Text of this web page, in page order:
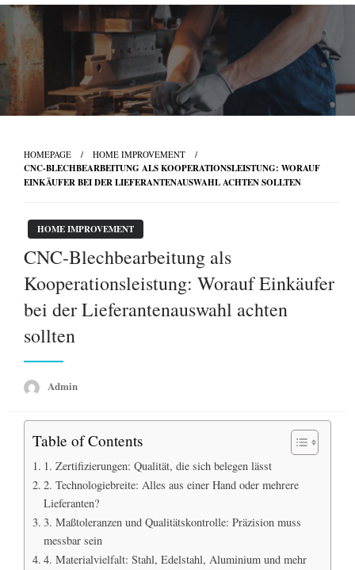
Skip
to
content
HOMEPAGE HOME IMPROVEMENT
CNC-BLECHBEARBEITUNG ALS KOOPERATIONSLEISTUNG: WORAUF
EINKÄUFER BEI DER LIEFERANTENAUSWAHL ACHTEN SOLLTEN
HOME IMPROVEMENT
CNC-Blechbearbeitung als
Kooperationsleistung: Worauf Einkäufer
bei der Lieferantenauswahl achten
sollten
Admin
Table of Contents
1. Zertifizierungen: Qualität, die sich belegen lässt
2. Technologiebreite: Alles aus einer Hand oder mehrere
Lieferanten?
3. Maßtoleranzen und Qualitätskontrolle: Präzision muss
messbar sein
4. Materialvielfalt: Stahl, Edelstahl, Aluminium und mehr